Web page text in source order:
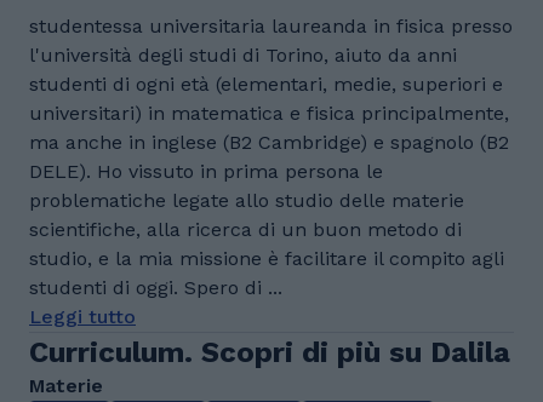
studentessa universitaria laureanda in fisica presso
l'università degli studi di Torino, aiuto da anni
studenti di ogni età (elementari, medie, superiori e
universitari) in matematica e fisica principalmente,
ma anche in inglese (B2 Cambridge) e spagnolo (B2
DELE). Ho vissuto in prima persona le
problematiche legate allo studio delle materie
scientifiche, alla ricerca di un buon metodo di
studio, e la mia missione è facilitare il compito agli
studenti di oggi. Spero di ...
Leggi tutto
Curriculum. Scopri di più su Dalila
Materie